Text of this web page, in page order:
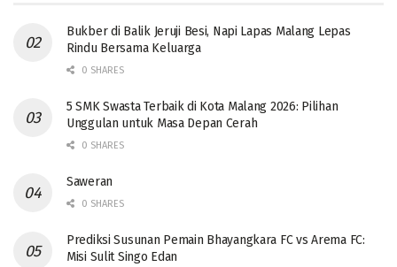
Bukber di Balik Jeruji Besi, Napi Lapas Malang Lepas
Rindu Bersama Keluarga
0 SHARES
5 SMK Swasta Terbaik di Kota Malang 2026: Pilihan
Unggulan untuk Masa Depan Cerah
0 SHARES
Saweran
0 SHARES
Prediksi Susunan Pemain Bhayangkara FC vs Arema FC:
Misi Sulit Singo Edan